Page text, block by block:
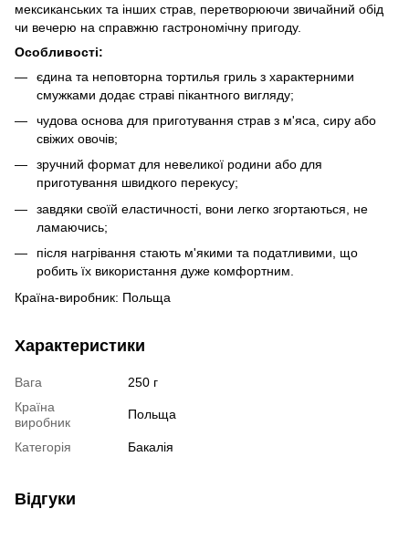
мексиканських та інших страв, перетворюючи звичайний обід
чи вечерю на справжню гастрономічну пригоду.
Особливості:
єдина та неповторна тортилья гриль з характерними
смужками додає страві пікантного вигляду;
чудова основа для приготування страв з м'яса, сиру або
свіжих овочів;
зручний формат для невеликої родини або для
приготування швидкого перекусу;
завдяки своїй еластичності, вони легко згортаються, не
ламаючись;
після нагрівання стають м'якими та податливими, що
робить їх використання дуже комфортним.
Країна-виробник: Польща
Характеристики
Вага
250 г
Країна
виробник
Польща
Категорія Бакалія
Відгуки